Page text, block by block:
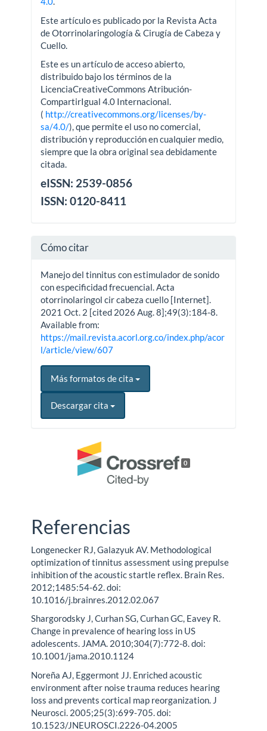
Este artículo es publicado por la Revista Acta
de Otorrinolaringología & Cirugía de Cabeza y
Cuello.
Este es un artículo de acceso abierto,
distribuido bajo los términos de la
LicenciaCreativeCommons Atribución-
CompartirIgual 4.0 Internacional.
( http://creativecommons.org/licenses/by-
sa/4.0/), que permite el uso no comercial,
distribución y reproducción en cualquier medio,
siempre que la obra original sea debidamente
citada.
eISSN: 2539-0856
ISSN: 0120-8411
Cómo citar
Manejo del tinnitus con estimulador de sonido
con especificidad frecuencial. Acta
otorrinolaringol cir cabeza cuello [Internet].
2021 Oct. 2 [cited 2026 Aug. 8];49(3):184-8.
Available from:
https://mail.revista.acorl.org.co/index.php/acor
l/article/view/607
Más formatos de cita
Descargar cita
0
Referencias
Longenecker RJ, Galazyuk AV. Methodological
optimization of tinnitus assessment using prepulse
inhibition of the acoustic startle reflex. Brain Res.
2012;1485:54-62. doi:
10.1016/j.brainres.2012.02.067
Shargorodsky J, Curhan SG, Curhan GC, Eavey R.
Change in prevalence of hearing loss in US
adolescents. JAMA. 2010;304(7):772-8. doi:
10.1001/jama.2010.1124
Noreña AJ, Eggermont JJ. Enriched acoustic
environment after noise trauma reduces hearing
loss and prevents cortical map reorganization. J
Neurosci. 2005;25(3):699-705. doi:
10.1523/JNEUROSCI.2226-04.2005